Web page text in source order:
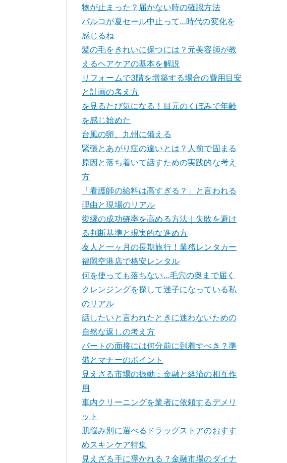
物が止まった？届かない時の確認方法
パルコが夏セール中止って…時代の変化を
感じるね
髪の毛をきれいに保つには？元美容師が教
えるヘアケアの基本を解説
リフォームで3階を増築する場合の費用目安
と計画の考え方
を見るたび気になる！目元のくぼみで年齢
を感じ始めた
台風の卵、九州に備える
緊張とあがり症の違いとは？人前で固まる
原因と落ち着いて話すための実践的な考え
方
「看護師の給料は高すぎる？」と言われる
理由と現場のリアル
復縁の成功確率を高める方法｜失敗を避け
る判断基準と現実的な進め方
友人と一ヶ月の長期旅行！業務レンタカー
福岡空港店で格安レンタル
何を使っても落ちない…毛穴の奥まで届く
クレンジングを探して迷子になっている私
のリアル
話したいと言われたときに迷わないための
自然な返しの考え方
パートの面接には何分前に到着すべき？準
備とマナーのポイント
見えざる市場の振動：金融と経済の相互作
用
車内クリーニングを業者に依頼するデメリ
ット
肌悩み別に選べるドラッグストアのおすす
めスキンケア特集
見えざる手に導かれる？金融市場のダイナ